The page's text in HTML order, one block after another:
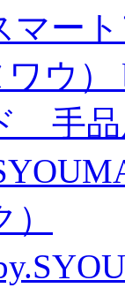
マー
ウ）
手